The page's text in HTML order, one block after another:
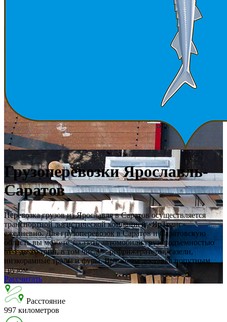
Грузоперевозки Ярославль-
Саратов
Перевозка грузов из Ярославля в Саратов осуществляется
транспортной логистической компанией «ЯрТранс»
ежедневно. Для грузоперевозок в Саратов и Саратовскую
область вы можете заказать автомобили грузоподъемностью
от 1 до 20 тонн, в том числе – рефрижераторы, газели,
низкорамные тралы и фуры. Возможна доставка попутным
грузом.
Рассчитать
Расстояние
997 километров